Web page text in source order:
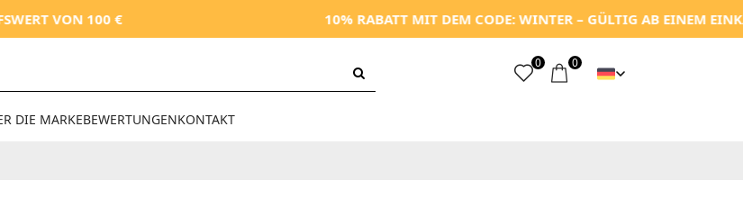
VON 100 € 10% RABATT MIT DEM CODE: WINTER – GÜLTIG AB EINEM
0 0
DIE MARKEBEWERTUNGENKONTAKT